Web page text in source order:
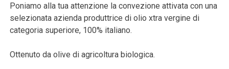
Poniamo alla tua attenzione la convezione attivata con una
selezionata azienda produttrice di olio xtra vergine di
categoria superiore, 100% italiano.
Ottenuto da olive di agricoltura biologica.